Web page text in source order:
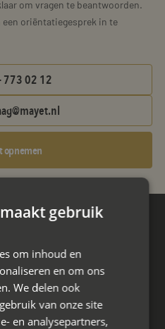
om vragen te beantwoorden.
oriëntatiegesprek in te
773 02 12
opnemen
Halsteren,
773 02 12
gebruik
om inhoud en
en om ons
We delen ook
van onze site
en analysepartners,